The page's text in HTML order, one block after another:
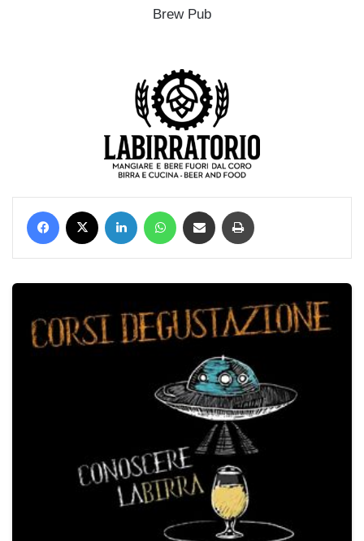
Brew Pub
Facebook LinkedIn WhatsApp Condividi via mail